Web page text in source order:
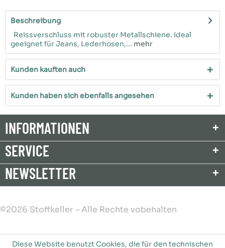
Beschreibung
Reissverschluss mit robuster Metallschiene. Ideal
geeignet für Jeans, Lederhosen,... mehr
Kunden kauften auch
Kunden haben sich ebenfalls angesehen
INFORMATIONEN
SERVICE
NEWSLETTER
©2026 Stoffkeller – Alle Rechte vobehalten
Diese Website benutzt Cookies, die für den technischen